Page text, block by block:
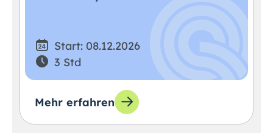
Start: 08.12.2026
3 Std
Mehr erfahren